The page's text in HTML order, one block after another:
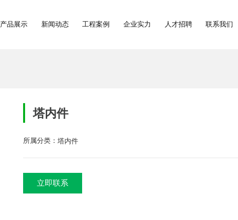
产品展示 新闻动态 工程案例 企业实力 人才招聘 联系我们
塔内件
所属分类： 塔内件
立即联系